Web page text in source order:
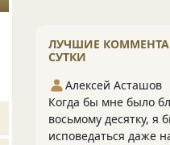
ЛУЧШИЕ
СУТКИ
Алексей Асташов
Когда бы мне было
восьмому десятку, я
исповедаться даже